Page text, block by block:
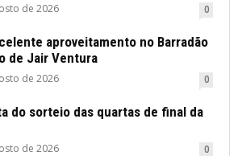
de 2026 0
aproveitamento no Barradão
de Jair Ventura
de 2026 0
do sorteio das quartas de final da
de 2026 0